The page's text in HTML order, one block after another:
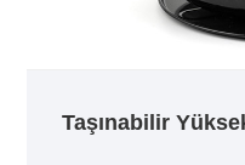
Taşınabilir